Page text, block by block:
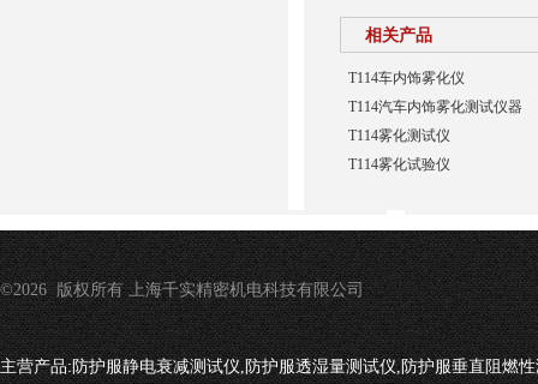
相关产品
T114车内饰雾化仪
T114汽车内饰雾化测试仪器
T114雾化测试仪
T114雾化试验仪
©2026 版权所有 上海千实精密机电科技有限公司
主营产品:防护服静电衰减测试仪,防护服透湿量测试仪,防护服垂直阻燃